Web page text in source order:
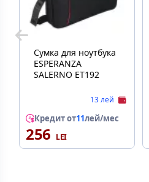
Сумка для ноутбука
ESPERANZA
SALERNO ET192
13 лей
Кредит от11лей/мес
256